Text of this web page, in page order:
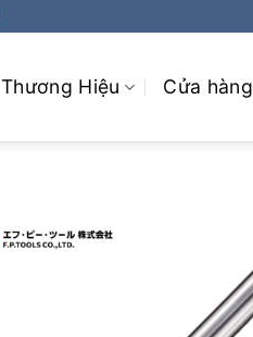
Thương Hiệu Cửa hàng